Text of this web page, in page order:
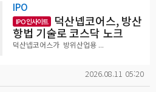
IPO
IPO 인사이트 덕산넵코어스, 방산
항법 기술로 코스닥 노크
덕산넵코어스가 방위산업용 ...
2026.08.11 05:20